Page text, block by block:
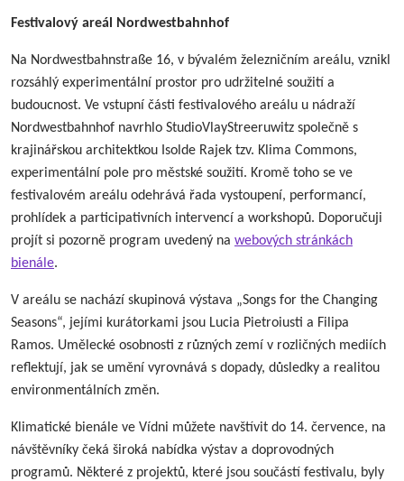
Festivalový areál Nordwestbahnhof
Na Nordwestbahnstraße 16, v bývalém železničním areálu, vznikl
rozsáhlý experimentální prostor pro udržitelné soužití a
budoucnost. Ve vstupní části festivalového areálu u nádraží
Nordwestbahnhof navrhlo StudioVlayStreeruwitz společně s
krajinářskou architektkou Isolde Rajek tzv. Klima Commons,
experimentální pole pro městské soužití. Kromě toho se ve
festivalovém areálu odehrává řada vystoupení, performancí,
prohlídek a participativních intervencí a workshopů. Doporučuji
projít si pozorně program uvedený na webových stránkách
bienále.
V areálu se nachází skupinová výstava „Songs for the Changing
Seasons“, jejími kurátorkami jsou Lucia Pietroiusti a Filipa
Ramos. Umělecké osobnosti z různých zemí v rozličných mediích
reflektují, jak se umění vyrovnává s dopady, důsledky a realitou
environmentálních změn.
Klimatické bienále ve Vídni můžete navštívit do 14. července, na
návštěvníky čeká široká nabídka výstav a doprovodných
programů. Některé z projektů, které jsou součástí festivalu, byly